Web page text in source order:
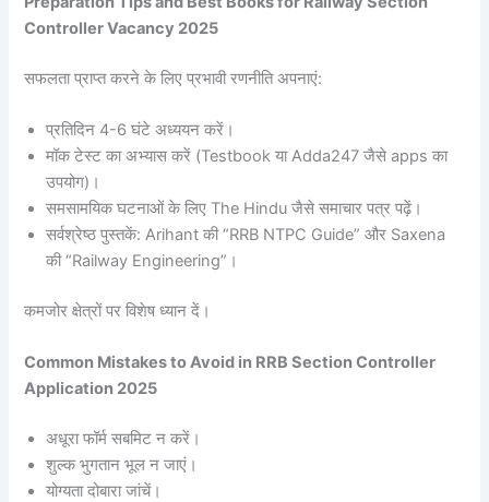
Controller Vacancy 2025
सफलता प्राप्त करने के लिए प्रभावी रणनीति अपनाएं:
प्रतिदिन 4-6 घंटे अध्ययन करें।
मॉक टेस्ट का अभ्यास करें (Testbook या Adda247 जैसे apps का
उपयोग)।
समसामयिक घटनाओं के लिए The Hindu जैसे समाचार पत्र पढ़ें।
सर्वश्रेष्ठ पुस्तकें: Arihant की “RRB NTPC Guide” और Saxena
की “Railway Engineering”।
कमजोर क्षेत्रों पर विशेष ध्यान दें।
Common Mistakes to Avoid in RRB Section Controller
Application 2025
अधूरा फॉर्म सबमिट न करें।
शुल्क भुगतान भूल न जाएं।
योग्यता दोबारा जांचें।